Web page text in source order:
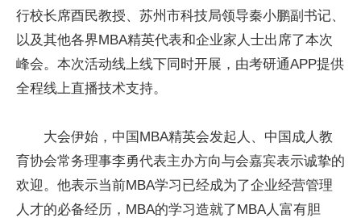
行校长席酉民教授、苏州市科技局领导秦小鹏副书记、
以及其他各界MBA精英代表和企业家人士出席了本次
峰会。本次活动线上线下同时开展，由考研通APP提供
全程线上直播技术支持。
大会伊始，中国MBA精英会发起人、中国成人教
育协会常务理事李勇代表主办方向与会嘉宾表示诚挚的
欢迎。他表示当前MBA学习已经成为了企业经营管理
人才的必备经历，MBA的学习造就了MBA人富有胆